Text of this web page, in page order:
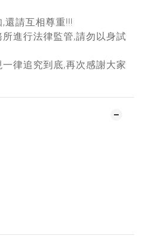
還請互相尊重!!!
進行法律監管,請勿以身試
律追究到底,再次感謝大家